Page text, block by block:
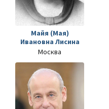
Майя (Мая)
Ивановна Лисина
Москва